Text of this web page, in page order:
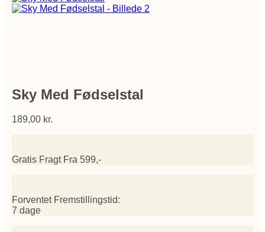
Sky Med Fødselstal
189,00 kr.
Gratis Fragt Fra 599,-
Forventet Fremstillingstid:
7 dage